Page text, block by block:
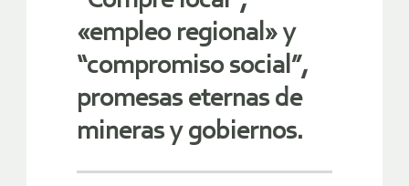
«empleo regional» y
“compromiso social”,
promesas eternas de
mineras y gobiernos.